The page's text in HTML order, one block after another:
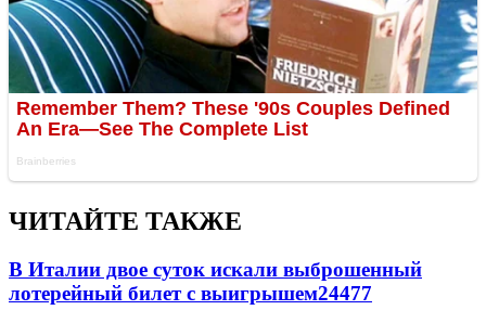
ЧИТАЙТЕ ТАКЖЕ
В Италии двое суток искали выброшенный
лотерейный билет с выигрышем24477